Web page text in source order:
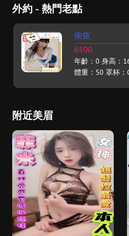
外約 - 熱門老點
依依
6500
年齡：0 身高：
體重：50 罩杯：
附近美眉